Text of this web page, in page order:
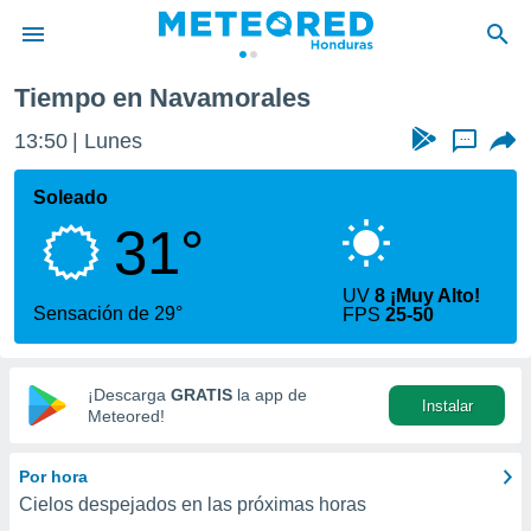
de
ha sido
calidad.
a este
las
y
digital
basada
Tiempo en Navamorales
13:50 Lunes ...
Soleado
31°
Sensación de 29°
UV8 ¡Muy Alto!
FPS25-50
¡Descarga GRATIS la app de
Meteored!
Instalar
Por hora
Cielos despejados en las próximas horas